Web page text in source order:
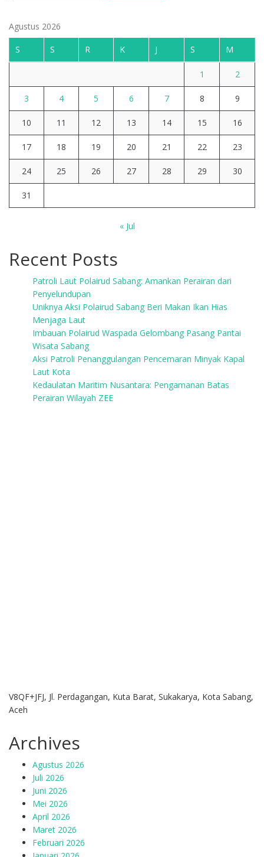
Agustus 2026
S S R K J S M
1 2
3 4 5 6 7 8 9
10 11 12 13 14 15 16
17 18 19 20 21 22 23
24 25 26 27 28 29 30
31
« Jul
Recent Posts
Patroli Laut Polairud Sabang: Amankan Perairan dari
Penyelundupan
Uniknya Aksi Polairud Sabang Beri Makan Ikan Hias
Menjaga Laut
Imbauan Polairud Waspada Gelombang Pasang Pantai
Wisata Sabang
Aksi Patroli Penanggulangan Pencemaran Minyak Kapal
Laut Kota
Kedaulatan Maritim Nusantara: Pengamanan Batas
Perairan Wilayah ZEE
V8QF+JFJ, Jl. Perdagangan, Kuta Barat, Sukakarya, Kota Sabang,
Aceh
Archives
Agustus 2026
Juli 2026
Juni 2026
Mei 2026
April 2026
Maret 2026
Februari 2026